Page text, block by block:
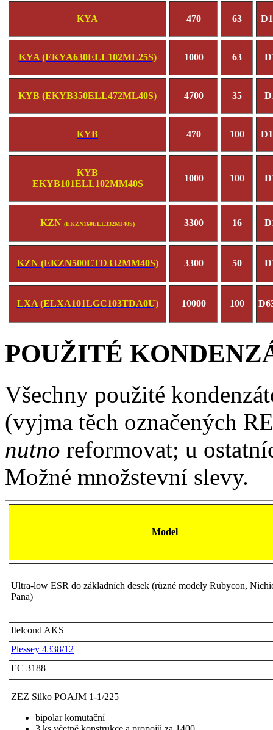
KYA 470 63
KYA (EKYA630ELL102ML25S) 1000 63
KYB (EKYB350ELL472ML40S) 4700 35
KYB 470 100
KYB
EKYB101ELL102MM40S
1000 100
KZN (EKZN160ELL332MJ40S) 3300 16
KZN (EKZN500ETD332MM40S) 3300 50
LXA (ELXA101LGC103TDA0U) 10000 100
POUŽITÉ
Všechny použité
(vyjma těch označených
nutno reformovat; u
Možné množstevní slevy.
Model
Ultra-low ESR do základních desek (různé modely Rubycon,
Pana)
Itelcond AKS
Plessey 4338/12
EC 3188
ZEZ Silko POAJM 1-1/225
bipolar komutační